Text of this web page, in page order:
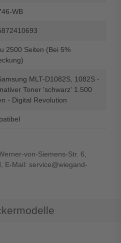
WB
2500 Seiten (Bei 5%
MLT-D1082S, 1082S -
Toner 'schwarz' 1.500
- Digital Revolution
von-Siemens-Str. 6,
E-Mail: service@wiegand-